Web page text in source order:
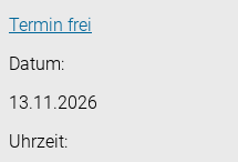
Termin frei
Datum:
13.11.2026
Uhrzeit: